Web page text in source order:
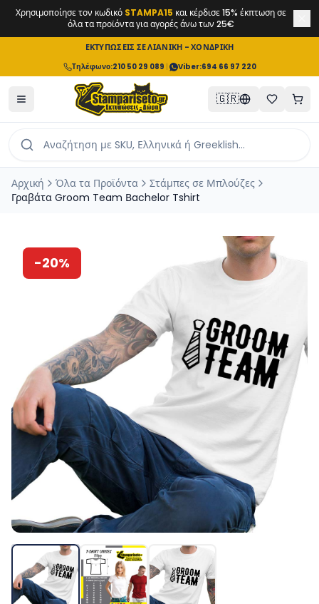
Χρησιμοποίησε τον κωδικό STAMPA15 και κέρδισε 15% έκπτωση σε
όλα τα προϊόντα για αγορές άνω των 25€
ΕΚΤΥΠΩΣΕΙΣ ΣΕ ΛΙΑΝΙΚΗ - ΧΟΝΔΡΙΚΗ
Τηλέφωνο:210 50 29 089 | Viber:694 66 97 220
🇬🇷
Αρχική Όλα τα Προϊόντα
Στάμπες σε Μπλούζες
Γραβάτα Groom Team Βachelor Tshirt
-20%